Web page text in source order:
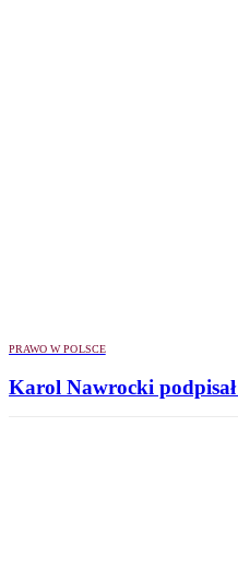
PRAWO W POLSCE
Karol Nawrocki